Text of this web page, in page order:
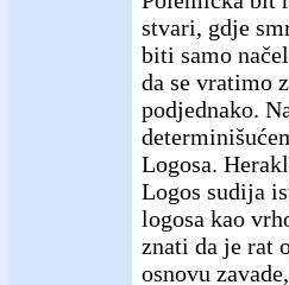
stvari, gdje
biti samo
da se vratimo
podjednako.
Logosa.
Logos sudija
logosa kao
znati da je rat
osnovu